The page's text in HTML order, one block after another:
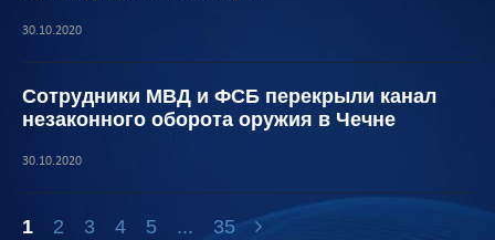
30.10.2020
Сотрудники МВД и ФСБ перекрыли канал
незаконного оборота оружия в Чечне
30.10.2020
1 2 3 4 5 ... 35